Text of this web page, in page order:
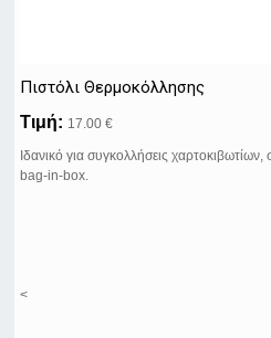
Πιστόλι Θερμοκόλλησης
Τιμή: 17.00 €
Ιδανικό για συγκολλήσεις
bag-in-box.
<